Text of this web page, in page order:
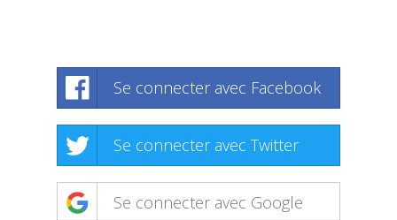
Se connecter avec Facebook
Se connecter avec Twitter
Se connecter avec Google